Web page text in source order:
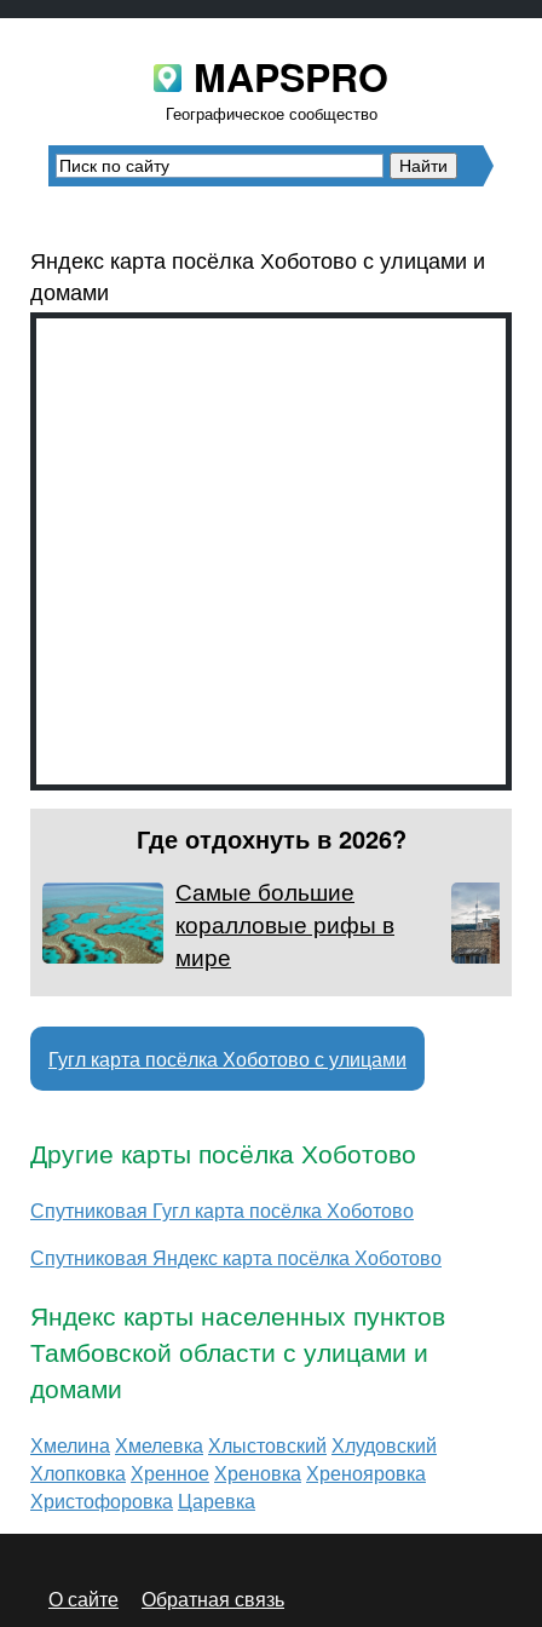
MAPSPRO
Географическое сообщество
Яндекс карта посёлка Хоботово с улицами и
домами
Где отдохнуть в 2026?
Самые большие
коралловые рифы в
мире
Гугл карта посёлка Хоботово с улицами
Другие карты посёлка Хоботово
Спутниковая Гугл карта посёлка Хоботово
Спутниковая Яндекс карта посёлка Хоботово
Яндекс карты населенных пунктов
Тамбовской области с улицами и
домами
Хмелина Хмелевка Хлыстовский Хлудовский
Хлопковка Хренное Хреновка Хренояровка
Христофоровка Царевка
О сайте Обратная связь